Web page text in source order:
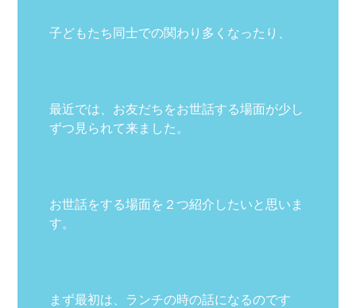
子どもたち同士での関わり多くなったり、
最近では、お友だちをお世話する場面が少し
ずつ見られて来ました。
お世話をする場面を２つ紹介したいと思いま
す。
まず最初は、ランチの時の話になるのです